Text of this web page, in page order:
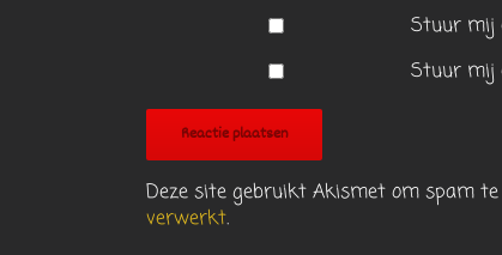
Stuur mij
Stuur mij
Deze site gebruikt Akismet om spam
verwerkt.